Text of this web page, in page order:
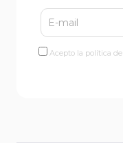
Acepto la política